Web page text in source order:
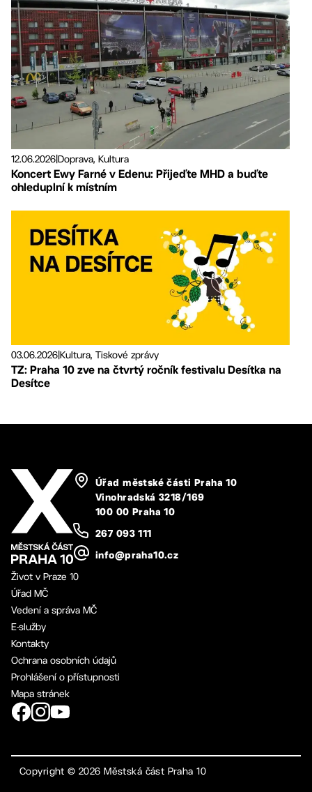
12.06.2026|Doprava, Kultura
Koncert Ewy Farné v Edenu: Přijeďte MHD a buďte
ohleduplní k místním
03.06.2026Kultura, Tiskové zprávy
TZ: Praha 10 zve na čtvrtý ročník festivalu Desítka na
Desítce
Úřad městské části Praha 10
Vinohradská 3218/169
100 00 Praha 10
267 093 111
info@praha10.cz
Život v Praze 10
Úřad MČ
Vedení a správa MČ
E-služby
Kontakty
Ochrana osobních údajů
Prohlášení o přístupnosti
Mapa stránek
Copyright ©2026 Městská část Praha 10